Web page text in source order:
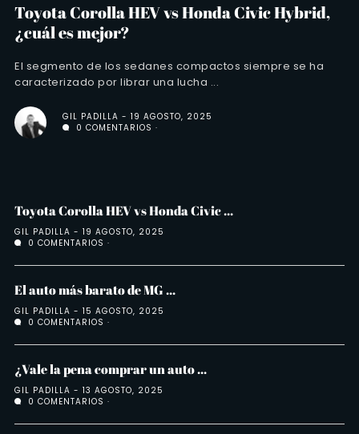
Toyota Corolla HEV vs Honda Civic Hybrid,
¿cuál es mejor?
El segmento de los sedanes compactos siempre se ha
caracterizado por librar una lucha ...
GIL PADILLA
19 AGOSTO, 2025
0 COMENTARIOS
Toyota Corolla HEV vs Honda Civic ...
GIL PADILLA
19 AGOSTO, 2025
0 COMENTARIOS
El auto más barato de MG ...
GIL PADILLA
15 AGOSTO, 2025
0 COMENTARIOS
¿Vale la pena comprar un auto ...
GIL PADILLA
13 AGOSTO, 2025
0 COMENTARIOS